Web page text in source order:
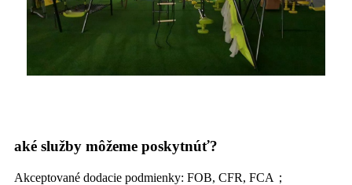
aké služby môžeme poskytnúť?
Akceptované dodacie podmienky: FOB, CFR, FCA；